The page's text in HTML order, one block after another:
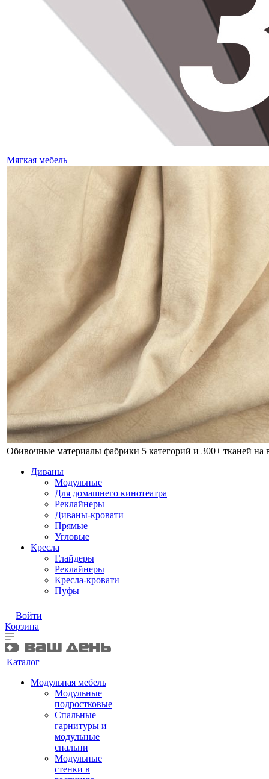
Мягкая мебель
Обивочные материалы фабрики 5 категорий и 300+ тканей на
Диваны
Модульные
Для домашнего кинотеатра
Реклайнеры
Диваны-кровати
Прямые
Угловые
Кресла
Глайдеры
Реклайнеры
Кресла-кровати
Пуфы
Войти
Корзина
Каталог
Модульная мебель
Модульные
подростковые
Спальные
гарнитуры и
модульные
спальни
Модульные
стенки в